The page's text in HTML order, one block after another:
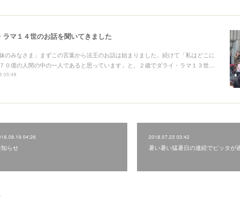
ラマ１４世のお話を聞いてきました
妹のみなさま」まずこの言葉から法王のお話は始まりました。続けて「私はどこに
０億の人間の中の一人であると思っています」と。２歳でダライ・ラマ１３世…
05:48
04:26
らせ
2018.07.23 03:42
暑い暑い猛暑日の連続でピッタが